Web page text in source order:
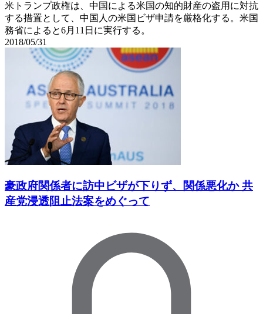
米トランプ政権は、中国による米国の知的財産の盗用に対抗
する措置として、中国人の米国ビザ申請を厳格化する。米国
務省によると6月11日に実行する。
2018/05/31
豪政府関係者に訪中ビザが下りず、関係悪化か 共
産党浸透阻止法案をめぐって